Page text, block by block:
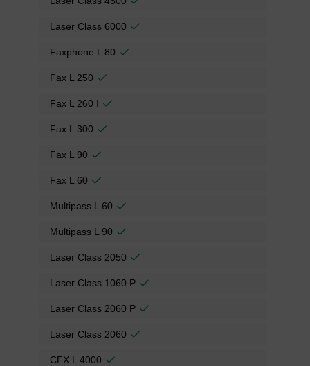
Laser Class 6000
Faxphone L 80
Fax L 250
Fax L 260 I
Fax L 300
Fax L 90
Fax L 60
Multipass L 60
Multipass L 90
Laser Class 2050
Laser Class 1060 P
Laser Class 2060 P
Laser Class 2060
CFX L 4000